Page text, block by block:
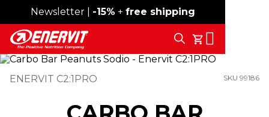
Envío gratis desde 59 €
Newsletter | -15% + free shipping
Tu Carrito
Search
ENERVIT C2:1PRO SKU 99186